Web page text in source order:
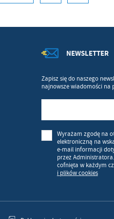
NEWSLETTER
Zapisz się do naszego
najnowsze wiadomości na
Wyrażam zgodę na
elektroniczną na
e-mail informacji
przez
cofnięta w każdym
i plików cookies